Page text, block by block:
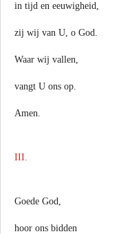
in tijd en eeuwigheid,
zij wij van U, o God.
Waar wij vallen,
vangt U ons op.
Amen.
III.
Goede God,
hoor ons bidden